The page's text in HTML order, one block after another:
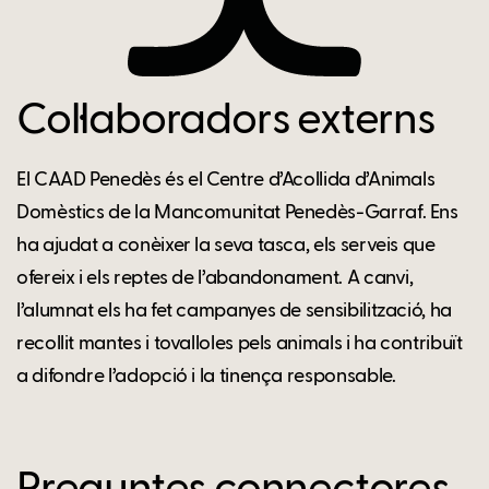
Col·laboradors externs
El CAAD Penedès és el Centre d’Acollida d’Animals
Domèstics de la Mancomunitat Penedès-Garraf. Ens
ha ajudat a conèixer la seva tasca, els serveis que
ofereix i els reptes de l’abandonament. A canvi,
l’alumnat els ha fet campanyes de sensibilització, ha
recollit mantes i tovalloles pels animals i ha contribuït
a difondre l’adopció i la tinença responsable.